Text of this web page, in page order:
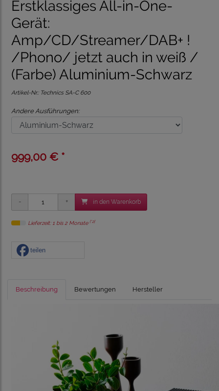
Erstklassiges All-in-One-
Gerät:
Amp/CD/Streamer/DAB+ !
/Phono/ jetzt auch in weiß /
(Farbe) Aluminium-Schwarz
Artikel-Nr.: Technics SA-C 600
Andere Ausführungen:
999,00 € *
in den Warenkorb
Lieferzeit: 1 bis 2 Monate [*2]
teilen
Beschreibung Bewertungen Hersteller